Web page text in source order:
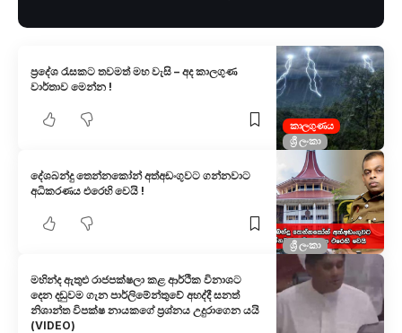
කාලගුණය
ශ්‍රී ලංකා
ප්‍රදේශ රැසකට තවමත් මහ වැසි – අද කාලගුණ
වාර්තාව මෙන්න !
ශ්‍රී ලංකා
දේශබන්දු තෙන්නකෝන් අත්අඩංගුවට ගන්නවාට
අධිකරණය එරෙහි වෙයි !
මහින්ද ඇතුළු රාජපක්ෂලා කළ ආර්ථික විනාශට
දෙන දඬුවම ගැන පාර්ලිමේන්තුවේ අහද්දී සනත්
නිශාන්ත විපක්ෂ නායකගේ ප්‍රශ්නය උදුරාගෙන යයි
(VIDEO)